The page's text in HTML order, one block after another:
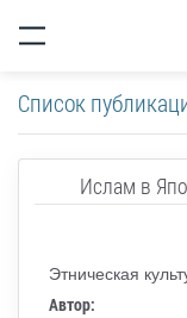
Список
Ислам в
Этническая
Автор: